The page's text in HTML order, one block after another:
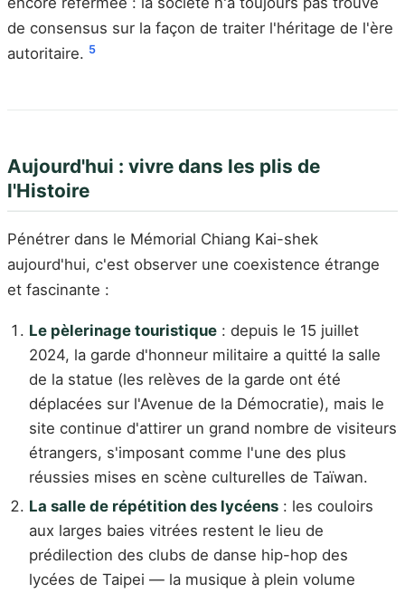
de consensus sur la façon de traiter l'héritage de l'ère
autoritaire. 5
Aujourd'hui : vivre dans les plis de
l'Histoire
Pénétrer dans le Mémorial Chiang Kai-shek
aujourd'hui, c'est observer une coexistence étrange
et fascinante :
Le pèlerinage touristique : depuis le 15 juillet
2024, la garde d'honneur militaire a quitté la salle
de la statue (les relèves de la garde ont été
déplacées sur l'Avenue de la Démocratie), mais le
site continue d'attirer un grand nombre de visiteurs
étrangers, s'imposant comme l'une des plus
réussies mises en scène culturelles de Taïwan.
La salle de répétition des lycéens : les couloirs
aux larges baies vitrées restent le lieu de
prédilection des clubs de danse hip-hop des
lycées de Taipei — la musique à plein volume